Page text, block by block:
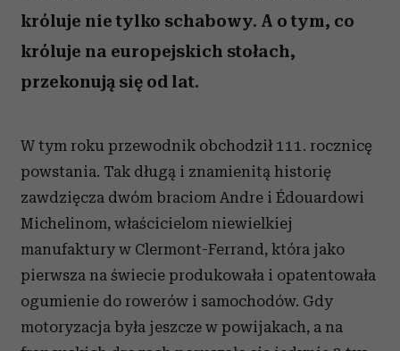
króluje nie tylko schabowy. A o tym, co
króluje na europejskich stołach,
przekonują się od lat.
W tym roku przewodnik obchodził 111. rocznicę
powstania. Tak długą i znamienitą historię
zawdzięcza dwóm braciom Andre i Édouardowi
Michelinom, właścicielom niewielkiej
manufaktury w Clermont-Ferrand, która jako
pierwsza na świecie produkowała i opatentowała
ogumienie do rowerów i samochodów. Gdy
motoryzacja była jeszcze w powijakach, a na